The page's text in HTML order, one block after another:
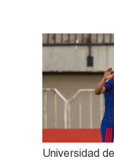
Universidad